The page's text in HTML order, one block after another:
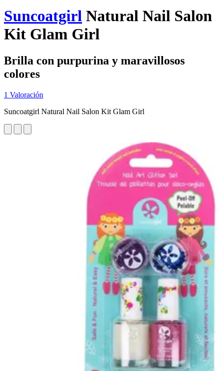
Suncoatgirl Natural Nail Salon
Kit Glam Girl
Brilla con purpurina y maravillosos
colores
1 Valoración
Suncoatgirl Natural Nail Salon Kit Glam Girl